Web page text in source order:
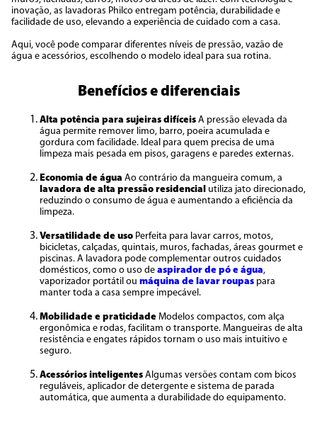
inovação, as lavadoras Philco entregam potência, durabilidade e
facilidade de uso, elevando a experiência de cuidado com a casa.
Aqui, você pode comparar diferentes níveis de pressão, vazão de
água e acessórios, escolhendo o modelo ideal para sua rotina.
Benefícios e diferenciais
Alta potência para sujeiras difíceis A pressão elevada da
água permite remover limo, barro, poeira acumulada e
gordura com facilidade. Ideal para quem precisa de uma
limpeza mais pesada em pisos, garagens e paredes externas.
Economia de água Ao contrário da mangueira comum, a
lavadora de alta pressão residencial utiliza jato direcionado,
reduzindo o consumo de água e aumentando a eficiência da
limpeza.
Versatilidade de uso Perfeita para lavar carros, motos,
bicicletas, calçadas, quintais, muros, fachadas, áreas gourmet e
piscinas. A lavadora pode complementar outros cuidados
domésticos, como o uso de aspirador de pó e água,
vaporizador portátil ou máquina de lavar roupas para
manter toda a casa sempre impecável.
Mobilidade e praticidade Modelos compactos, com alça
ergonômica e rodas, facilitam o transporte. Mangueiras de alta
resistência e engates rápidos tornam o uso mais intuitivo e
seguro.
Acessórios inteligentes Algumas versões contam com bicos
reguláveis, aplicador de detergente e sistema de parada
automática, que aumenta a durabilidade do equipamento.